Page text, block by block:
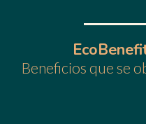
Beneficios que se